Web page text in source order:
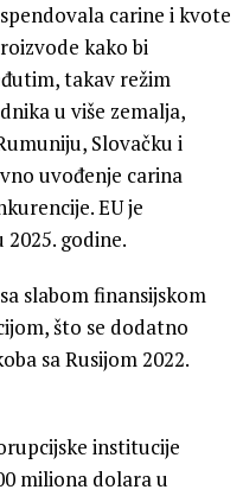
carine i kvote
kako bi
takav režim
u više zemalja,
Slovačku i
uvođenje carina
EU je
godine.
slabom finansijskom
što se dodatno
sa Rusijom 2022.
institucije
miliona dolara u